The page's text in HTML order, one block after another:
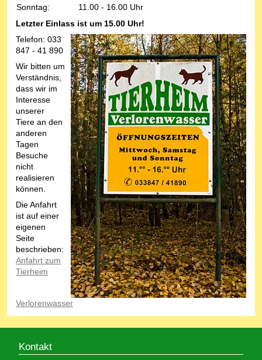
Sonntag:
11.00 - 16.00 Uhr
Letzter Einlass ist um 15.00 Uhr!
Telefon: 033
847 - 41 890
Wir bitten um
Verständnis,
dass wir im
Interesse
unserer
Tiere an den
anderen
Tagen
Besuche
nicht
realisieren
können.
Die Anfahrt
ist auf einer
eigenen
Seite
beschrieben:
Anfahrt zum
Tierheim
Verlorenwasser
Kontakt